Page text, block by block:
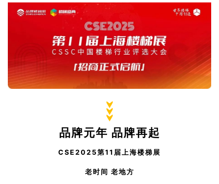
品牌元年 品牌再起
CSE2025第11届上海楼梯展
老时间 老地方